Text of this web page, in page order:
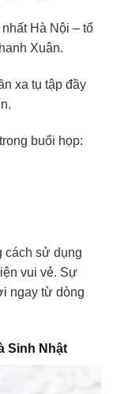
Hà Nội – tổ
Xuân.
xa tụ tập đầy
buổi họp:
cách sử dụng
vui vẻ. Sự
ngay từ dòng
Sinh Nhật